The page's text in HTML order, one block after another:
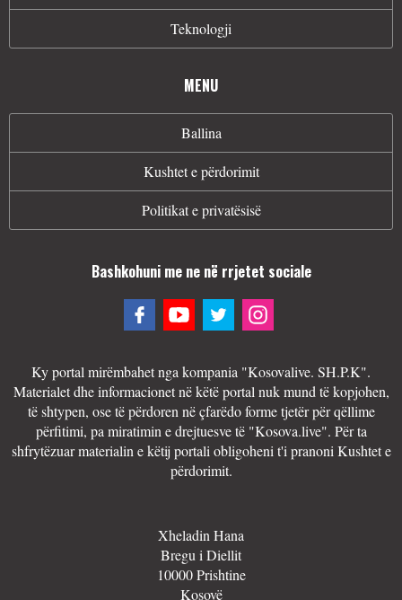
Teknologji
MENU
Ballina
Kushtet e përdorimit
Politikat e privatësisë
Bashkohuni me ne në rrjetet sociale
Ky portal mirëmbahet nga kompania "Kosovalive. SH.P.K".
Materialet dhe informacionet në këtë portal nuk mund të kopjohen,
të shtypen, ose të përdoren në çfarëdo forme tjetër për qëllime
përfitimi, pa miratimin e drejtuesve të "Kosova.live". Për ta
shfrytëzuar materialin e këtij portali obligoheni t'i pranoni Kushtet e
përdorimit.
Xheladin Hana
Bregu i Diellit
10000 Prishtine
Kosovë